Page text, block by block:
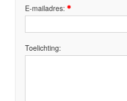
E-mailadres:
Toelichting: